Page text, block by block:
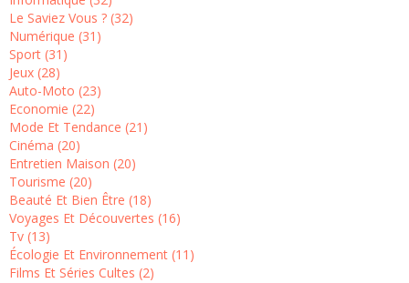
Le Saviez Vous ? (32)
Numérique (31)
Sport (31)
Jeux (28)
Auto-Moto (23)
Economie (22)
Mode Et Tendance (21)
Cinéma (20)
Entretien Maison (20)
Tourisme (20)
Beauté Et Bien Être (18)
Voyages Et Découvertes (16)
Tv (13)
Écologie Et Environnement (11)
Films Et Séries Cultes (2)